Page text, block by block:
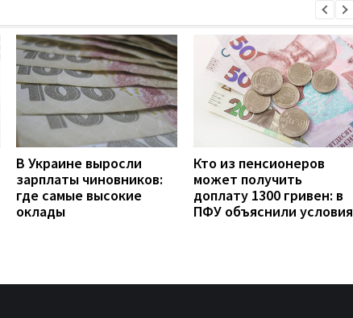
В Украине выросли
зарплаты чиновников:
где самые высокие
оклады
Кто из пенсионеров
может получить
доплату 1300 гривен: в
ПФУ объяснили условия